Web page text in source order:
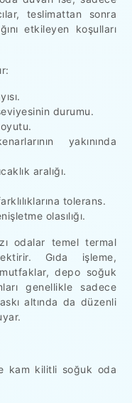
teslimattan sonra
etkileyen koşulları
durumu.
yakınında
aralığı.
tolerans.
olasılığı.
odalar temel termal
Gıda işleme,
depo soğuk
genellikle sadece
altında da düzenli
kam kilitli soğuk oda